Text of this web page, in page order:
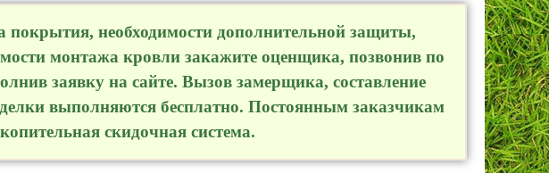
покрытия, необходимости дополнительной защиты,
монтажа кровли закажите оценщика, позвонив по
заявку на сайте. Вызов замерщика, составление
выполняются бесплатно. Постоянным заказчикам
скидочная система.